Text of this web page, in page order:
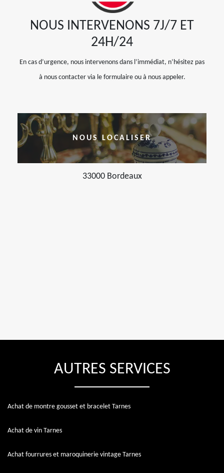
NOUS INTERVENONS 7J/7 ET
24H/24
En cas d’urgence, nous intervenons dans l’immédiat, n’hésitez pas
à nous contacter via le formulaire ou à nous appeler.
NOUS LOCALISER
33000 Bordeaux
AUTRES SERVICES
Achat de montre gousset et bracelet Tarnes
Achat de vin Tarnes
Achat fourrures et maroquinerie vintage Tarnes